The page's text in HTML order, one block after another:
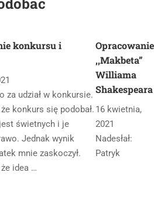
konkursu i
za udział w konkursie.
konkurs się podobał.
świetnych i je
Jednak wynik
mnie zaskoczył.
idea …
Opracowanie
,,Makbeta”
Williama
Shakespeara
16 kwietnia,
2021
Nadesłał:
Patryk